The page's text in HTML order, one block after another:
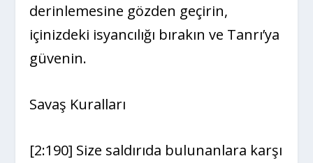
derinlemesine gözden geçirin,
içinizdeki isyancılığı bırakın ve Tanrı’ya
güvenin.
Savaş Kuralları
[2:190] Size saldırıda bulunanlara karşı